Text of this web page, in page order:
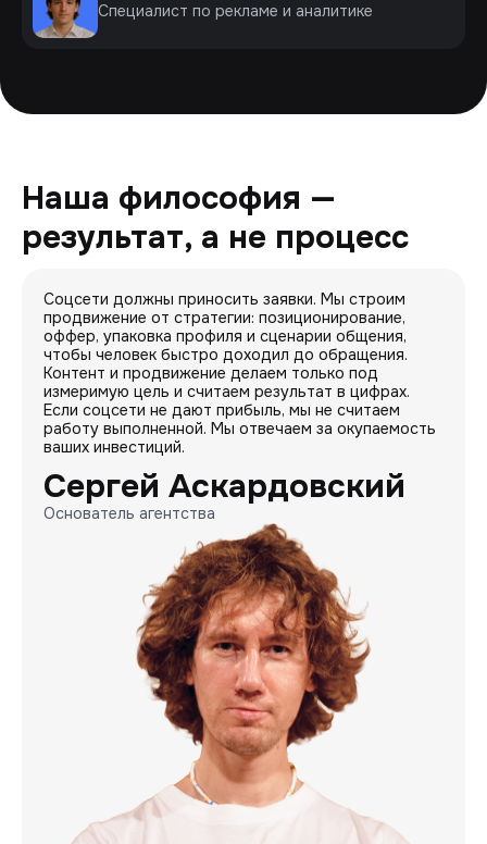
Специалист по рекламе и аналитике
Наша философия —
результат, а не процесс
Соцсети должны приносить заявки. Мы строим
продвижение от стратегии: позиционирование,
оффер, упаковка профиля и сценарии общения,
чтобы человек быстро доходил до обращения.
Контент и продвижение делаем только под
измеримую цель и считаем результат в цифрах.
Если соцсети не дают прибыль, мы не считаем
работу выполненной. Мы отвечаем за окупаемость
ваших инвестиций.
Сергей Аскардовский
Основатель агентства